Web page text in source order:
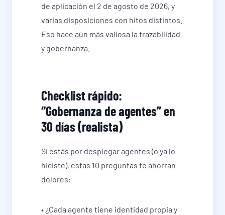
de aplicación el 2 de agosto de 2026, y
varias disposiciones con hitos distintos.
Eso hace aún más valiosa la trazabilidad
y gobernanza.
Checklist rápido:
“Gobernanza de agentes” en
30 días (realista)
Si estás por desplegar agentes (o ya lo
hiciste), estas 10 preguntas te ahorran
dolores:
• ¿Cada agente tiene identidad propia y